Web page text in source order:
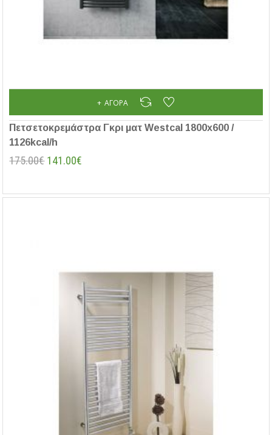
Πετσετοκρεμάστρα Γκρι ματ Westcal 1800x600 /
1126kcal/h
175.00€ 141.00€
ΑΓΟΡΆ